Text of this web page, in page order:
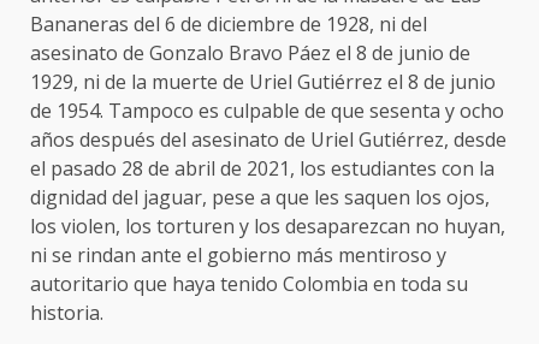
Bananeras del 6 de diciembre de 1928, ni del
asesinato de Gonzalo Bravo Páez el 8 de junio de
1929, ni de la muerte de Uriel Gutiérrez el 8 de junio
de 1954. Tampoco es culpable de que sesenta y ocho
años después del asesinato de Uriel Gutiérrez, desde
el pasado 28 de abril de 2021, los estudiantes con la
dignidad del jaguar, pese a que les saquen los ojos,
los violen, los torturen y los desaparezcan no huyan,
ni se rindan ante el gobierno más mentiroso y
autoritario que haya tenido Colombia en toda su
historia.